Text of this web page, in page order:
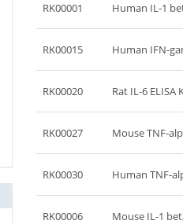
RK00001 Human IL-1
RK00015 Human IFN-
RK00020 Rat IL-6 ELISA
RK00027 Mouse TNF-
RK00030 Human TNF-
RK00006 Mouse IL-1